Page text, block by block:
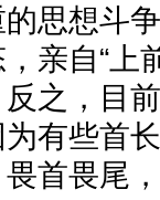
思想斗
亲自“上
之，目
有些首
首畏尾